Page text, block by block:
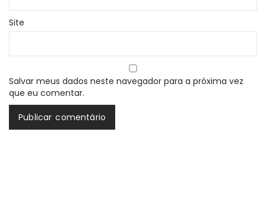
Site
Salvar meus dados neste navegador para a próxima vez
que eu comentar.